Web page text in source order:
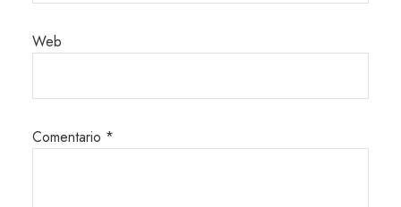
Web
Comentario *